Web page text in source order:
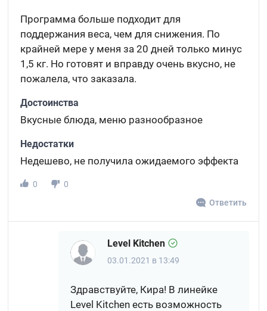
Программа больше подходит для
поддержания веса, чем для снижения. По
крайней мере у меня за 20 дней только минус
1,5 кг. Но готовят и вправду очень вкусно, не
пожалела, что заказала.
Достоинства
Вкусные блюда, меню разнообразное
Недостатки
Недешево, не получила ожидаемого эффекта
0
0
Ответить
Level Kitchen
03.01.2021 в 13:49
Здравствуйте, Кира! В линейке
Level Kitchen есть возможность